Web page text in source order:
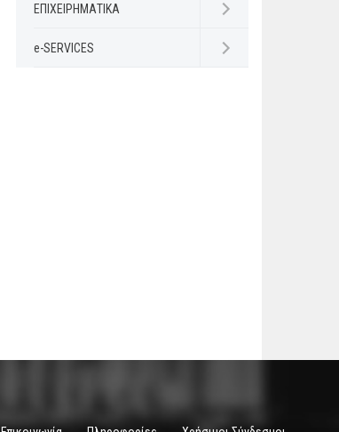
ΕΠΙΧΕΙΡΗΜΑΤΙΚΑ Open submenu
e-SERVICES Open submenu